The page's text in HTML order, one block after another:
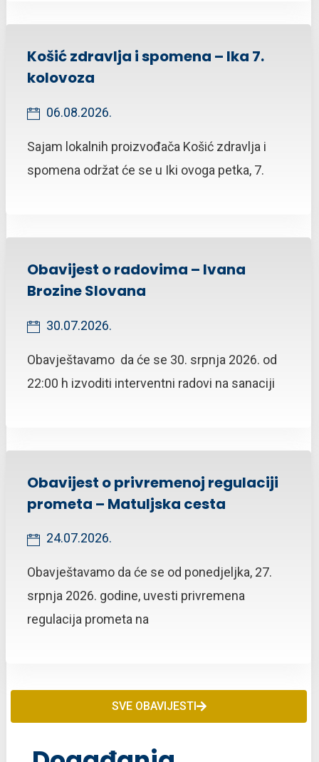
Košić zdravlja i spomena – Ika 7.
kolovoza
06.08.2026.
Sajam lokalnih proizvođača Košić zdravlja i
spomena održat će se u Iki ovoga petka, 7.
Obavijest o radovima – Ivana
Brozine Slovana
30.07.2026.
Obavještavamo da će se 30. srpnja 2026. od
22:00 h izvoditi interventni radovi na sanaciji
Obavijest o privremenoj regulaciji
prometa – Matuljska cesta
24.07.2026.
Obavještavamo da će se od ponedjeljka, 27.
srpnja 2026. godine, uvesti privremena
regulacija prometa na
SVE OBAVIJESTI